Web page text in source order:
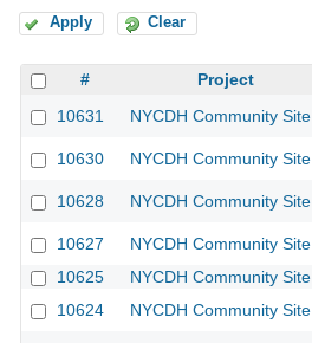
Apply Clear
# Project
10631
NYCDH Community Site
10630 NYCDH Community Site
10628 NYCDH Community Site
10627
NYCDH Community Site
10625
NYCDH Community Site
10624
NYCDH Community Site